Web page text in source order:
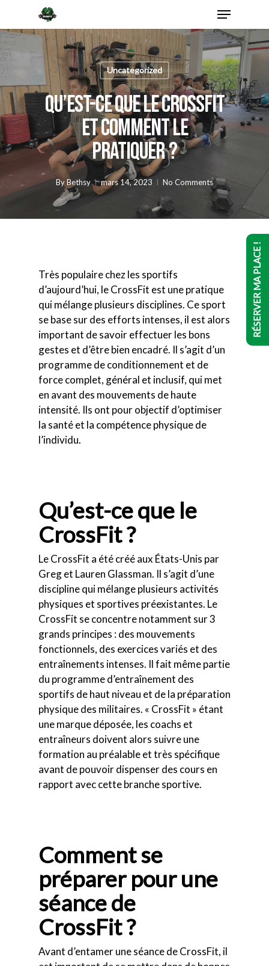
main
content
Menu
Uncategorized
Qu’est-ce que le CrossFit
et comment le
pratiquer ?
ByBethsy mars 14, 2023 No Comments
Très populaire chez les sportifs
d’aujourd’hui, le CrossFit est une pratique
qui mélange plusieurs disciplines. Ce sport
se base sur des efforts intenses, il est alors
important de savoir effectuer les bons
gestes et d’être bien encadré. Il s’agit d’un
programme de conditionnement et de
force complet, général et inclusif, qui met
en avant des mouvements de haute
intensité. Ils ont pour objectif d’optimiser
la santé et la compétence physique de
l’individu.
Qu’est-ce que le
CrossFit ?
Le CrossFit a été créé aux États-Unis par
Greg et Lauren Glassman. Il s’agit d’une
discipline qui mélange plusieurs activités
physiques et sportives préexistantes. Le
CrossFit se concentre notamment sur 3
grands principes : des mouvements
fonctionnels, des exercices variés et des
entraînements intenses. Il fait même partie
du programme d’entraînement des
sportifs de haut niveau et de la préparation
physique des militaires. « CrossFit » étant
une marque déposée, les coachs et
entraîneurs doivent alors suivre une
formation au préalable et très spécifique
avant de pouvoir dispenser des cours en
rapport avec cette branche sportive.
Comment se
préparer pour une
séance de
CrossFit ?
Avant d’entamer une séance de CrossFit, il
RÉSERVER MA PLACE !